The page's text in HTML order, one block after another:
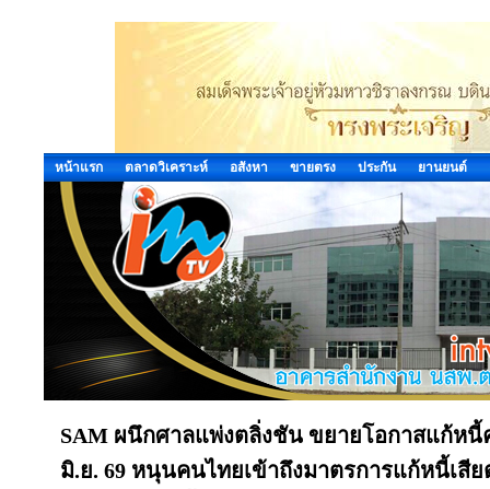
หน้าแรก ตลาดวิเคราะห์ อสังหา ขายตรง ประกัน ยานยนต์
SAM ผนึกศาลแพ่งตลิ่งชัน ขยายโอกาสแก้หนี้
มิ.ย. 69 หนุนคนไทยเข้าถึงมาตรการแก้หนี้เสี